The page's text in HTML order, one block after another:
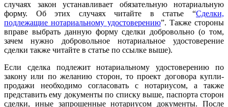
случаях закон устанавливает обязательную нотариальную
форму. Об этих случаях читайте в статье “Сделки,
подлежащие нотариальному удостоверению”. Также стороны
вправе выбрать данную форму сделки добровольно (о том,
зачем нужно добровольное нотариальное удостоверение
сделки также читайте в статье по ссылке выше).
Если сделка подлежит нотариальному удостоверению по
закону или по желанию сторон, то проект договора купли-
продажи необходимо согласовать с нотариусом, а также
представить ему документы по списку выше, паспорта сторон
сделки, иные запрошенные нотариусом документы. После